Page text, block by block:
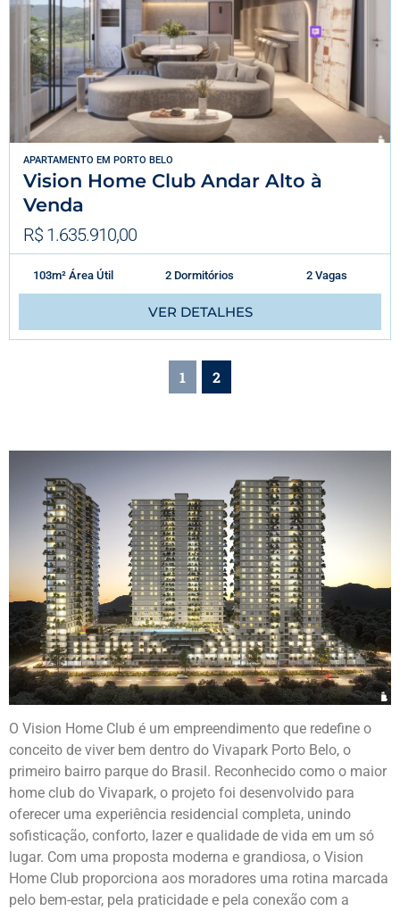
APARTAMENTO EM PORTO BELO
Vision Home Club Andar Alto à
Venda
R$ 1.635.910,00
103m² Área Útil 2 Dormitórios 2 Vagas
VER DETALHES
1 2
O Vision Home Club é um empreendimento que redefine o
conceito de viver bem dentro do Vivapark Porto Belo, o
primeiro bairro parque do Brasil. Reconhecido como o maior
home club do Vivapark, o projeto foi desenvolvido para
oferecer uma experiência residencial completa, unindo
sofisticação, conforto, lazer e qualidade de vida em um só
lugar. Com uma proposta moderna e grandiosa, o Vision
Home Club proporciona aos moradores uma rotina marcada
pelo bem-estar, pela praticidade e pela conexão com a